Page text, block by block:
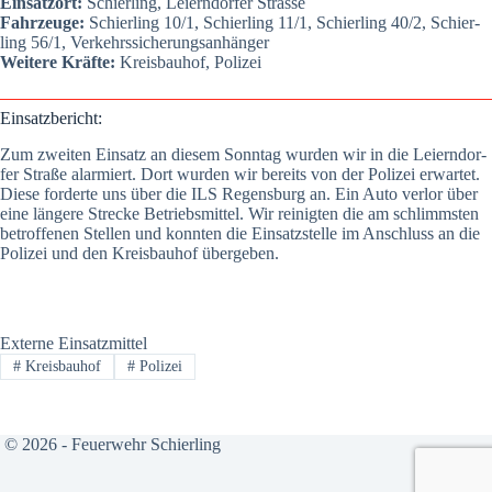
Fahr­zeu­ge: Schier­ling 10/1, Schier­ling 11/1, Schier­ling 40/2, Schier­
ling 56/1, Ver­kehrs­si­che­rungs­an­hän­ger
Wei­te­re Kräf­te: Kreis­bau­hof, Poli­zei
Ein­satz­be­richt:
Zum zwei­ten Ein­satz an die­sem Sonn­tag wur­den wir in die Lei­ern­dor­
fer Stra­ße alar­miert. Dort wur­den wir bereits von der Poli­zei erwar­tet.
Die­se for­der­te uns über die ILS Regens­burg an. Ein Auto ver­lor über
eine län­ge­re Stre­cke Betriebs­mit­tel. Wir rei­nig­ten die am schlimms­ten
betrof­fe­nen Stel­len und konn­ten die Ein­satz­stel­le im Anschluss an die
Poli­zei und den Kreis­bau­hof über­ge­ben.
Externe Einsatzmittel
#Kreisbauhof #Polizei
© 2026 - Feuerwehr Schierling